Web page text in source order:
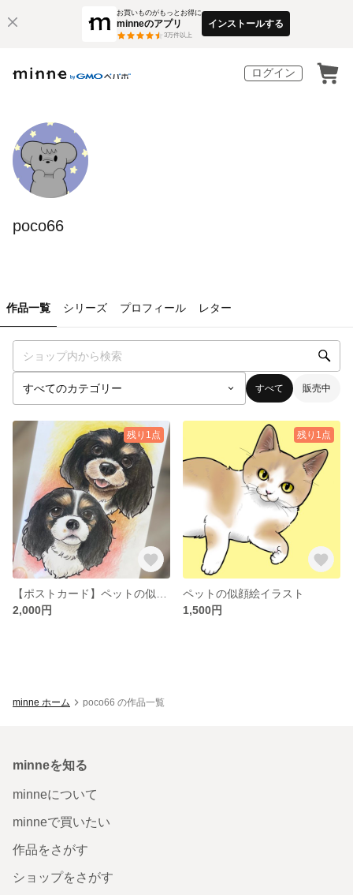
お買いものがもっとお得に
minneのアプリ
3万件以上
インストールする
ログイン
poco66
作品一覧 シリーズ プロフィール レター
すべて 販売中
残り1点
2,000円
残り1点
ペットの似顔絵イラスト
1,500円
minne ホーム poco66 の作品一覧
minneを知る
minneについて
minneで買いたい
作品をさがす
ショップをさがす